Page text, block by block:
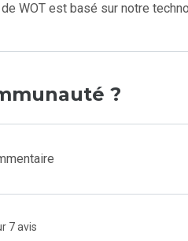
WOT est basé sur notre
?
7 avis